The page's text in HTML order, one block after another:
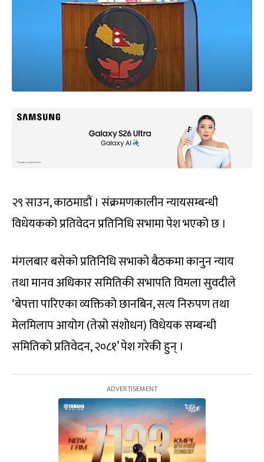
२९ साउन, काठमाडौं । संक्रमणकालीन न्यायसम्बन्धी
विधेयकको प्रतिवेदन प्रतिनिधि सभामा पेश भएको छ ।
मंगलबार बसेको प्रतिनिधि सभाको बैठकमा कानुन न्याय
तथा मानव अधिकार समितिकी सभापति विमला सुवदीले
‘बेपत्ता पारिएका व्यक्तिको छानबिन, सत्य निरुपण तथा
मेलमिलाप आयोग (तेस्रो संशोधन) विधेयक सम्बन्धी
समितिको प्रतिवेदन, २०८१’ पेश गरेकी हुन् ।